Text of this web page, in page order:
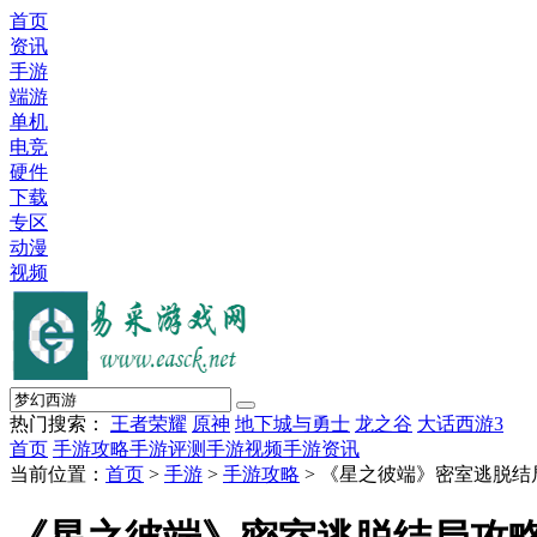
首页
资讯
手游
端游
单机
电竞
硬件
下载
专区
动漫
视频
热门搜索： 王者荣耀 原神 地下城与勇士 龙之谷 大话西游3
首页 手游攻略手游评测手游视频手游资讯
当前位置： 首页 > 手游 > 手游攻略 > 《星之彼端》密室逃脱结